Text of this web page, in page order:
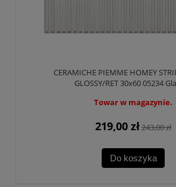
CERAMICHE PIEMME HOMEY
GLOSSY/RET 30x60 05234
Towar w magazynie.
219,00 zł243,00 zł
Do koszyka